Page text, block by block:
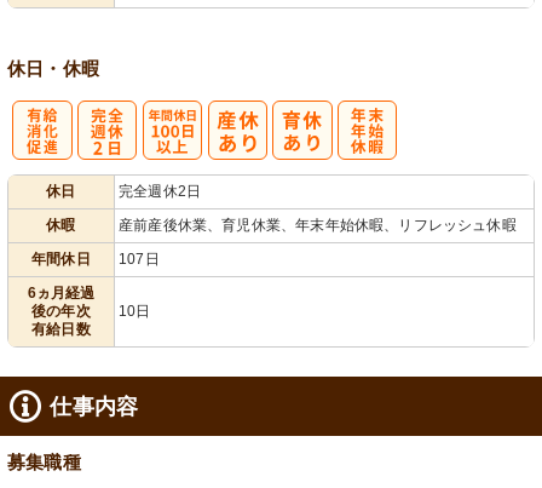
休日・休暇
休日
完全週休2日
休暇
産前産後休業、育児休業、年末年始休暇、リフレッシュ休暇
年間休日
107日
6ヵ月経過
後の年次
有給日数
10日
仕事内容
募集職種